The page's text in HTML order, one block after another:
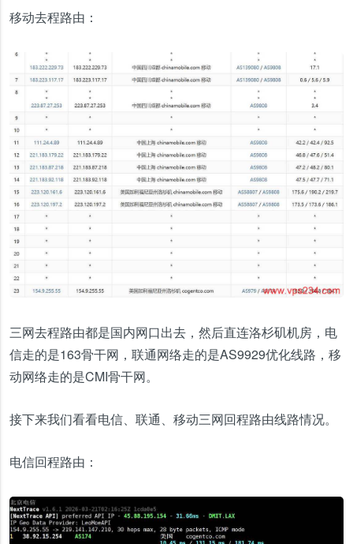
移动去程路由：
三网去程路由都是国内网口出去，然后直连洛杉矶机房，电
信走的是163骨干网，联通网络走的是AS9929优化线路，移
动网络走的是CMI骨干网。
接下来我们看看电信、联通、移动三网回程路由线路情况。
电信回程路由：